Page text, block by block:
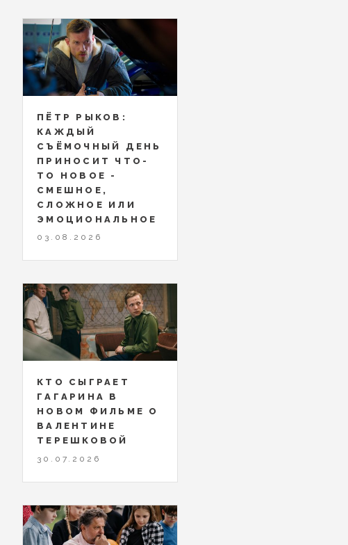
ПЁТР РЫКОВ:
КАЖДЫЙ
СЪЁМОЧНЫЙ ДЕНЬ
ПРИНОСИТ ЧТО-
ТО НОВОЕ -
СМЕШНОЕ,
СЛОЖНОЕ ИЛИ
ЭМОЦИОНАЛЬНОЕ
03.08.2026
КТО СЫГРАЕТ
ГАГАРИНА В
НОВОМ ФИЛЬМЕ О
ВАЛЕНТИНЕ
ТЕРЕШКОВОЙ
30.07.2026